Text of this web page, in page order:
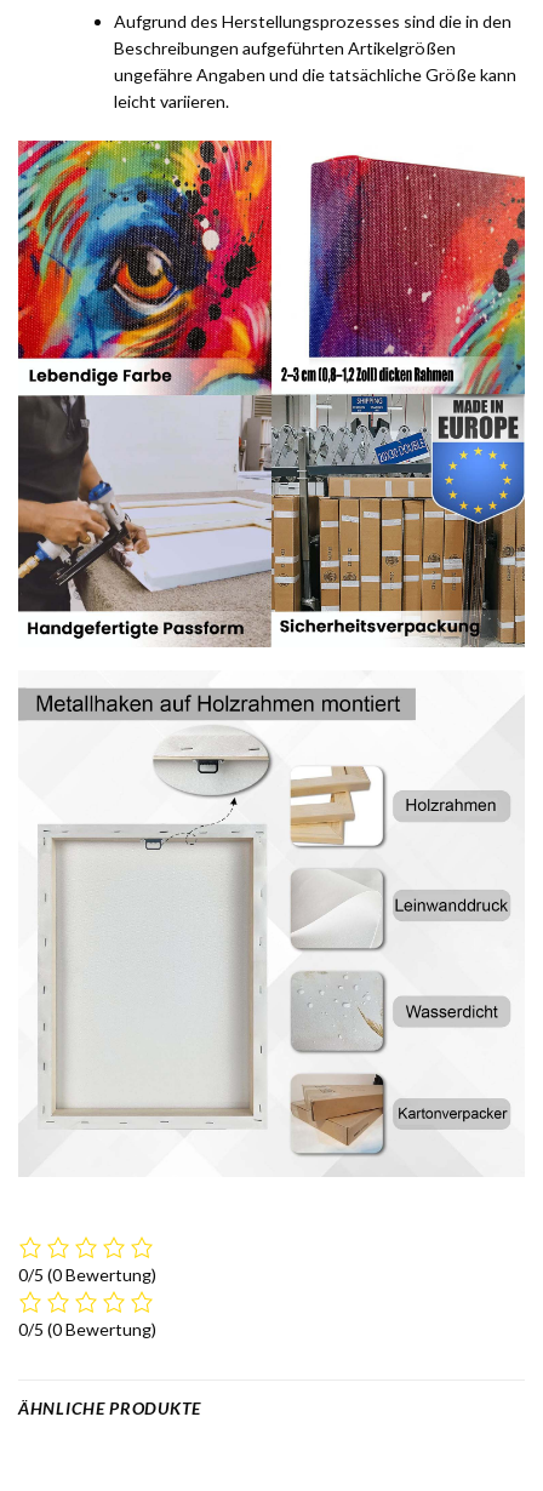
Aufgrund des Herstellungsprozesses sind die in den
Beschreibungen aufgeführten Artikelgrößen
ungefähre Angaben und die tatsächliche Größe kann
leicht variieren.
0/5 (0 Bewertung)
0/5 (0 Bewertung)
ÄHNLICHE PRODUKTE